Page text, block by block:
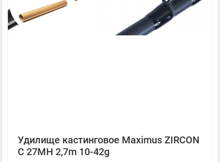
Удилище кастинговое Maximus ZIRCON
C 27MH 2,7m 10-42g